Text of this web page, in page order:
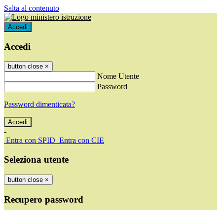
Salta al contenuto
Accedi
Accedi
button close ×
Nome Utente
Password
Password dimenticata?
-
Entra con SPID Entra con CIE
Seleziona utente
button close ×
Recupero password